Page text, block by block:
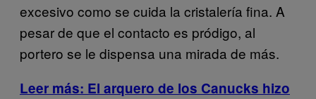
excesivo como se cuida la cristalería fina. A
pesar de que el contacto es pródigo, al
portero se le dispensa una mirada de más.
Leer más: El arquero de los Canucks hizo